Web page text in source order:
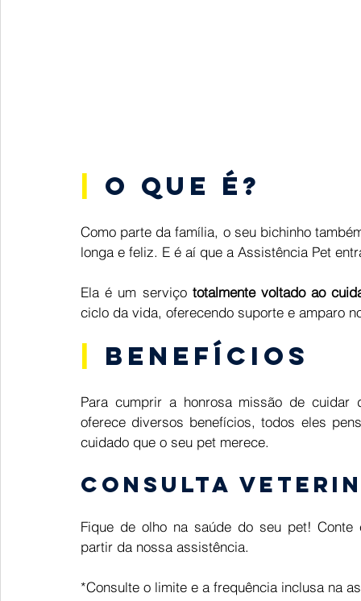
O que é?
Como parte da família, o seu bichinho
longa e feliz. E é aí que a Assistência Pet
Ela é um serviço totalmente voltado ao
ciclo da vida, oferecendo suporte e amparo
Benefícios
Para cumprir a honrosa missão de
oferece diversos benefícios, todos eles
cuidado que o seu pet merece.
Consulta
Fique de olho na saúde do seu pet!
partir da nossa assistência.
*Consulte o limite e a frequência inclusa na